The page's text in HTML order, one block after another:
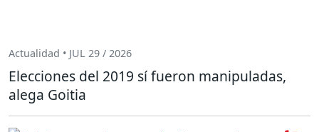
Actualidad • JUL 29 / 2026
Elecciones del 2019 sí fueron manipuladas,
alega Goitia